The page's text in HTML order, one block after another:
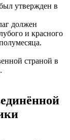
утвержден в
должен
и красного
страной в